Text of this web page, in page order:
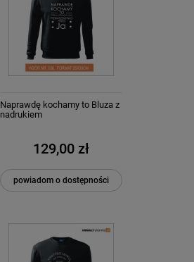
Naprawdę kochamy to Bluza z
nadrukiem
129,00 zł
powiadom o dostępności